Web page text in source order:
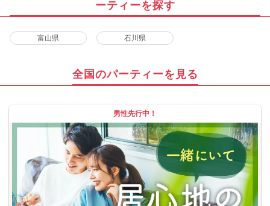
ーティーを探す
富山県 石川県
全国のパーティーを見る
男性先行中！